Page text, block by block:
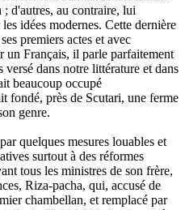
d'autres, au contraire, lui
idées modernes. Cette dernière
premiers actes et avec
un Français, il parle parfaitement
dans notre littérature et dans
beaucoup occupé
fondé, près de Scutari, une ferme
genre.
quelques mesures louables et
surtout à des réformes
tous les ministres de son frère,
Riza-pacha, qui, accusé de
chambellan, et remplacé par